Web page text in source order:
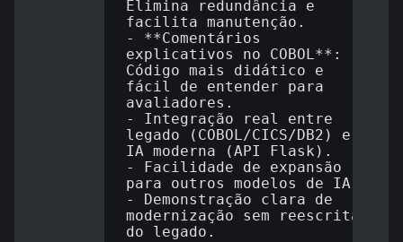
Elimina redundância e
facilita manutenção.
- **Comentários
explicativos no COBOL**:
Código mais didático e
fácil de entender para
avaliadores.
- Integração real entre
legado (COBOL/CICS/DB2) e
IA moderna (API Flask).
- Facilidade de expansão
para outros modelos de IA.
- Demonstração clara de
modernização sem reescrita
do legado.